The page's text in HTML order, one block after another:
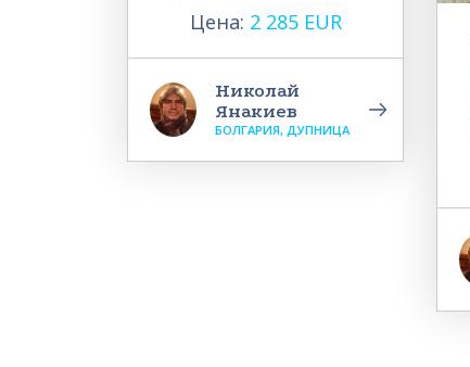
Цена: 2 285 EUR
Николай
Янакиев
БОЛГАРИЯ, ДУПНИЦА